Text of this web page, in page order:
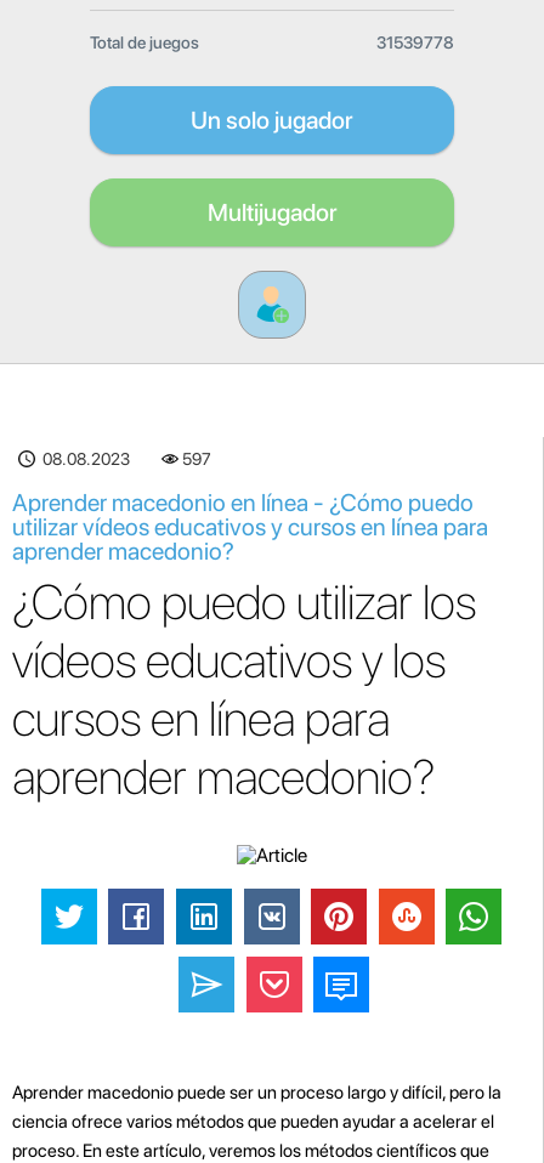
Total de juegos 31539778
Un solo jugador
Multijugador
08.08.2023 597
Aprender macedonio en línea - ¿Cómo puedo
utilizar vídeos educativos y cursos en línea para
aprender macedonio?
¿Cómo puedo utilizar los
vídeos educativos y los
cursos en línea para
aprender macedonio?
Aprender macedonio puede ser un proceso largo y difícil, pero la
ciencia ofrece varios métodos que pueden ayudar a acelerar el
proceso. En este artículo, veremos los métodos científicos que